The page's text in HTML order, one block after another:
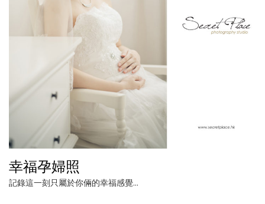
幸福孕婦照
記錄這一刻只屬於你倆的幸福感覺...